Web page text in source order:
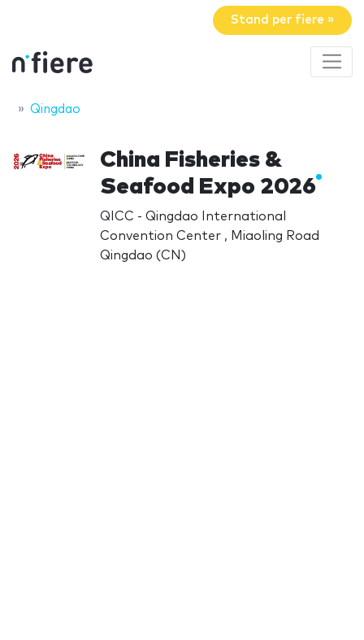
Stand per fiere »
Qingdao
China Fisheries &
Seafood Expo 2026
QICC - Qingdao International
Convention Center , Miaoling Road
Qingdao (CN)